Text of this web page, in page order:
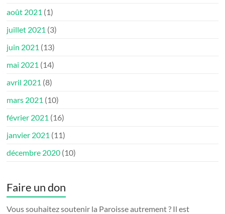
août 2021 (1)
juillet 2021 (3)
juin 2021 (13)
mai 2021 (14)
avril 2021 (8)
mars 2021 (10)
février 2021 (16)
janvier 2021 (11)
décembre 2020 (10)
Faire un don
Vous souhaitez soutenir la Paroisse autrement ? Il est